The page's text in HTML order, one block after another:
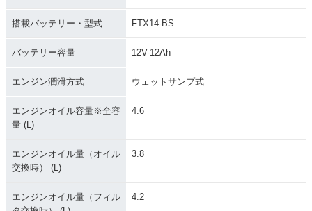
搭載バッテリー・型式 FTX14-BS
バッテリー容量 12V-12Ah
エンジン潤滑方式 ウェットサンプ式
エンジンオイル容量※全容
量 (L)
4.6
エンジンオイル量（オイル
交換時） (L)
3.8
エンジンオイル量（フィル
4.2